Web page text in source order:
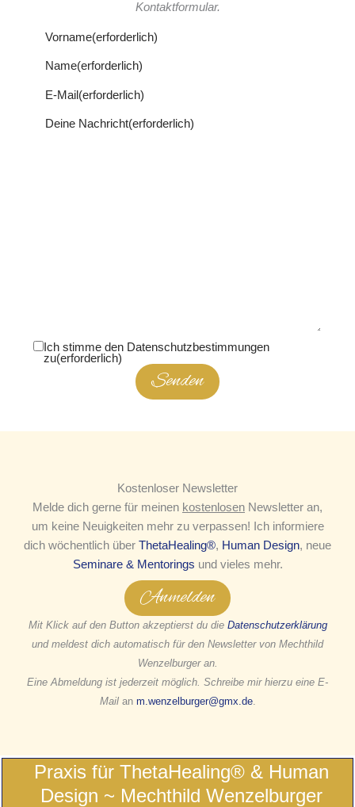
Kontaktformular.
Vorname(erforderlich)
Name(erforderlich)
E-Mail (erforderlich)
Deine Nachricht(erforderlich)
Ich stimme den Datenschutzbestimmungen
zu(erforderlich)
Senden
Kostenloser Newsletter
Melde dich gerne für meinen kostenlosen Newsletter an,
um keine Neuigkeiten mehr zu verpassen! Ich informiere
dich wöchentlich über ThetaHealing®, Human Design, neue
Seminare & Mentorings und vieles mehr.
Anmelden
Mit Klick auf den Button akzeptierst du die Datenschutzerklärung
und meldest dich automatisch für den Newsletter von Mechthild
Wenzelburger an.
Eine Abmeldung ist jederzeit möglich. Schreibe mir hierzu eine E-
Mail an m.wenzelburger@gmx.de.
Praxis für ThetaHealing® & Human
Design ~ Mechthild Wenzelburger